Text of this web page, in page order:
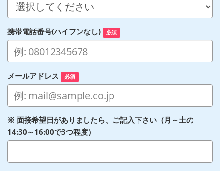
携帯電話番号(ハイフンなし) 必須
メールアドレス 必須
※ 面接希望日がありましたら、ご記入下さい（月～土の
14:30～16:00で3つ程度）